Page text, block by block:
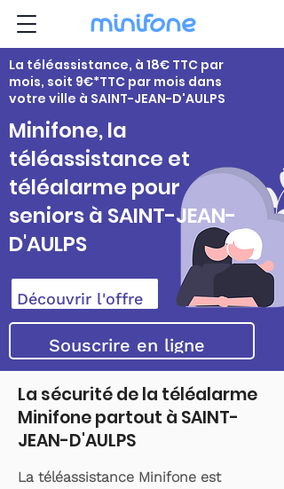
La téléassistance, à 18€ TTC par
mois, soit 9€*TTC par mois dans
votre ville à SAINT-JEAN-D'AULPS
Minifone, la
téléassistance et
téléalarme pour
seniors à SAINT-JEAN-
D'AULPS
Découvrir l'offre
Souscrire en ligne
La sécurité de la téléalarme
Minifone partout à SAINT-
JEAN-D'AULPS
La téléassistance Minifone est